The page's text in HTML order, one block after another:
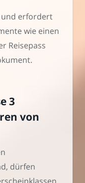
und erfordert
wie einen
Reisepass
3
von
dürfen